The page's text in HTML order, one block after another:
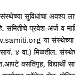
संस्थेच्या सुविधांचा
प्रवेश अर्ज व
या संस्थेच्या
४ वा.) मिळतील.
वसतिगृह, विद्यार्थी